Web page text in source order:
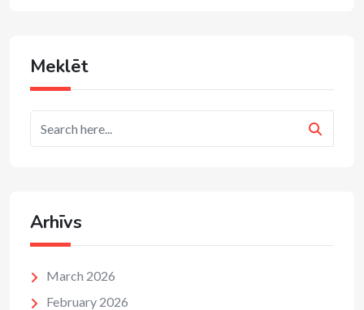
Meklēt
Arhīvs
March 2026
February 2026